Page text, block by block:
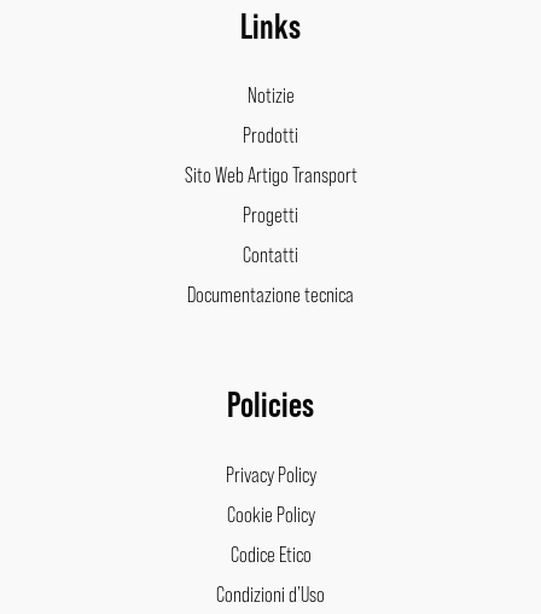
Links
Notizie
Prodotti
Sito Web Artigo Transport
Progetti
Contatti
Documentazione tecnica
Policies
Privacy Policy
Cookie Policy
Codice Etico
Condizioni d’Uso